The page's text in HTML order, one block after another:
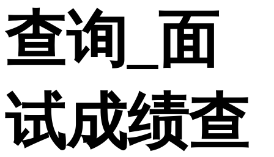
查询_面
试成绩查